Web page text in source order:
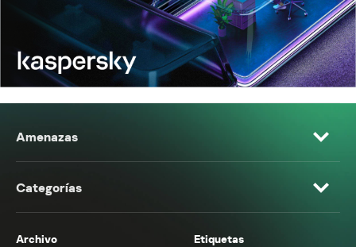
Amenazas
Categorías
Archivo
Etiquetas